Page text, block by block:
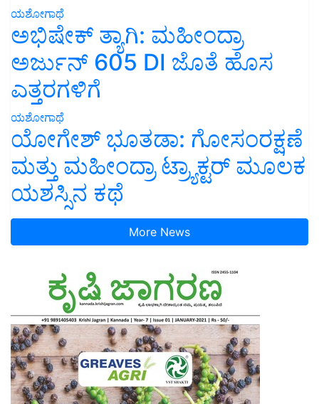
ಯಶೋಗಾಥೆ
ಅಭಿಷೇಕ್ ತ್ಯಾಗಿ: ಮಹೀಂದ್ರಾ
ಅರ್ಜುನ್ 605 DI ಜೊತೆ ಹೊಸ
ಎತ್ತರಗಳಿಗೆ
ಯಶೋಗಾಥೆ
ಯೋಗೇಶ್ ಭೂತಡಾ: ಗೋಸಂರಕ್ಷಣೆ
ಮತ್ತು ಮಹೀಂದ್ರಾ ಟ್ರ್ಯಾಕ್ಟರ್ ಮೂಲಕ
ಯಶಸ್ಸಿನ ಕಥೆ
More News